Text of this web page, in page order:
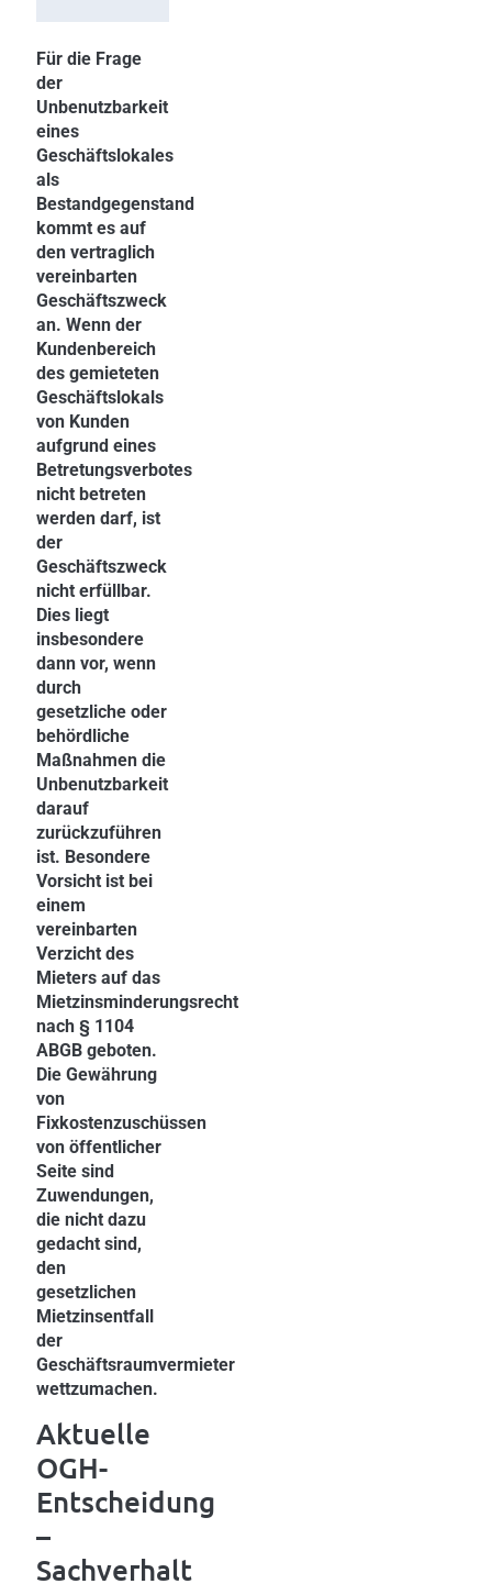
Für die Frage
der
Unbenutzbarkeit
eines
Geschäftslokales
als
Bestandgegenstand
kommt es auf
den vertraglich
vereinbarten
Geschäftszweck
an. Wenn der
Kundenbereich
des gemieteten
Geschäftslokals
von Kunden
aufgrund eines
Betretungsverbotes
nicht betreten
werden darf, ist
der
Geschäftszweck
nicht erfüllbar.
Dies liegt
insbesondere
dann vor, wenn
durch
gesetzliche oder
behördliche
Maßnahmen die
Unbenutzbarkeit
darauf
zurückzuführen
ist. Besondere
Vorsicht ist bei
einem
vereinbarten
Verzicht des
Mieters auf das
Mietzinsminderungsrecht
nach § 1104
ABGB geboten.
Die Gewährung
von
Fixkostenzuschüssen
von öffentlicher
Seite sind
Zuwendungen,
die nicht dazu
gedacht sind,
den
gesetzlichen
Mietzinsentfall
der
Geschäftsraumvermieter
wettzumachen.
Aktuelle
OGH-
Entscheidung
–
Sachverhalt